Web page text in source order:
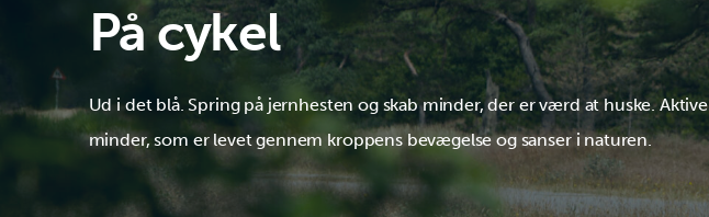
På cykel
Ud i det blå. Spring på jernhesten og skab minder, der er værd at huske. Aktive
minder, som er levet gennem kroppens bevægelse og sanser i naturen.